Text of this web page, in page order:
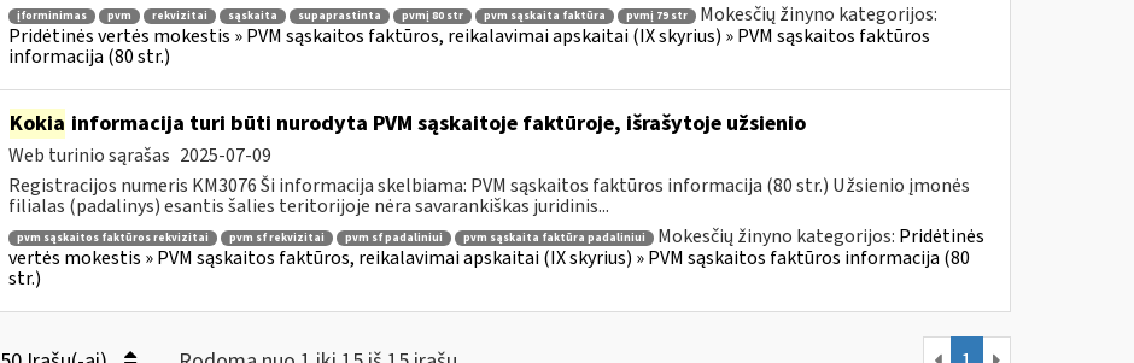
įforminimas pvm rekvizitai sąskaita supaprastinta pvmį 80 str pvm sąskaita faktūra pvmį 79 str
Mokesčių žinyno kategorijos:
Pridėtinės vertės mokestis » PVM sąskaitos faktūros, reikalavimai apskaitai (IX skyrius) » PVM sąskaitos faktūros
informacija (80 str.)
Kokia informacija turi būti nurodyta PVM sąskaitoje faktūroje, išrašytoje užsienio
Web turinio sąrašas 2025-07-09
Registracijos numeris KM3076 Ši informacija skelbiama: PVM sąskaitos faktūros informacija (80 str.) Užsienio įmonės
filialas (padalinys) esantis šalies teritorijoje nėra savarankiškas juridinis...
pvm sąskaitos faktūros rekvizitai pvm sf rekvizitai pvm sf padaliniui pvm sąskaita faktūra padaliniui Mokesčių žinyno kategorijos: Pridėtinės
vertės mokestis » PVM sąskaitos faktūros, reikalavimai apskaitai (IX skyrius) » PVM sąskaitos faktūros informacija (80
str.)